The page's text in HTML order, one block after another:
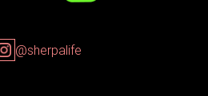
@sherpalife